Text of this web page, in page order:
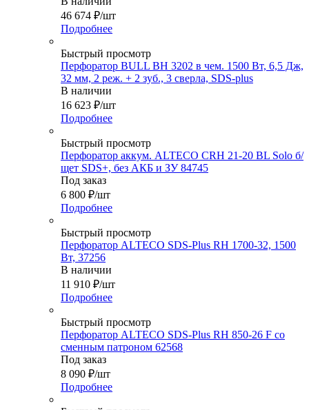
46 674 ₽/шт
Подробнее
Быстрый просмотр
Перфоратор BULL BH 3202 в чем. 1500 Вт, 6,5 Дж,
32 мм, 2 реж. + 2 зуб., 3 сверла, SDS-plus
В наличии
16 623 ₽/шт
Подробнее
Быстрый просмотр
Перфоратор аккум. ALTECO CRH 21-20 BL Solo б/
щет SDS+, без АКБ и ЗУ 84745
Под заказ
6 800 ₽/шт
Подробнее
Быстрый просмотр
Перфоратор ALTECO SDS-Plus RH 1700-32, 1500
Вт, 37256
В наличии
11 910 ₽/шт
Подробнее
Быстрый просмотр
Перфоратор ALTECO SDS-Plus RH 850-26 F со
сменным патроном 62568
Под заказ
8 090 ₽/шт
Подробнее